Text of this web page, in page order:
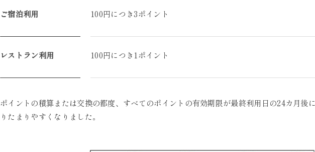
ご宿泊利用 100円につき3ポイント
レストラン利用 100円につき1ポイント
ポイントの積算または交換の都度、すべてのポイントの有効期限が最終利用日の24カ月後
りたまりやすくなりました。